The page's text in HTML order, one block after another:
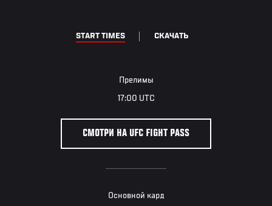
START TIMES СКАЧАТЬ
Прелимы
17:00 UTC
СМОТРИ НА UFC FIGHT PASS
Основной кард